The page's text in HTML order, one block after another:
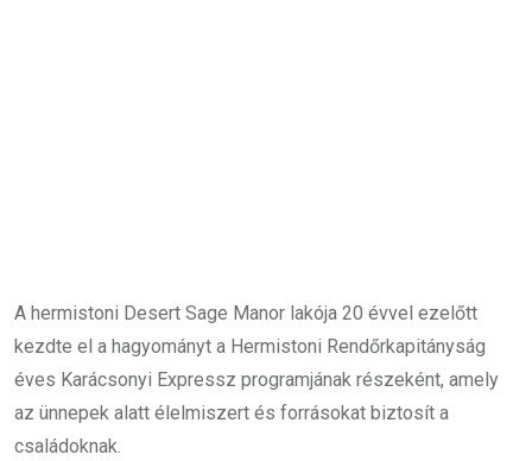
A hermistoni Desert Sage Manor lakója 20 évvel ezelőtt
kezdte el a hagyományt a Hermistoni Rendőrkapitányság
éves Karácsonyi Expressz programjának részeként, amely
az ünnepek alatt élelmiszert és forrásokat biztosít a
családoknak.